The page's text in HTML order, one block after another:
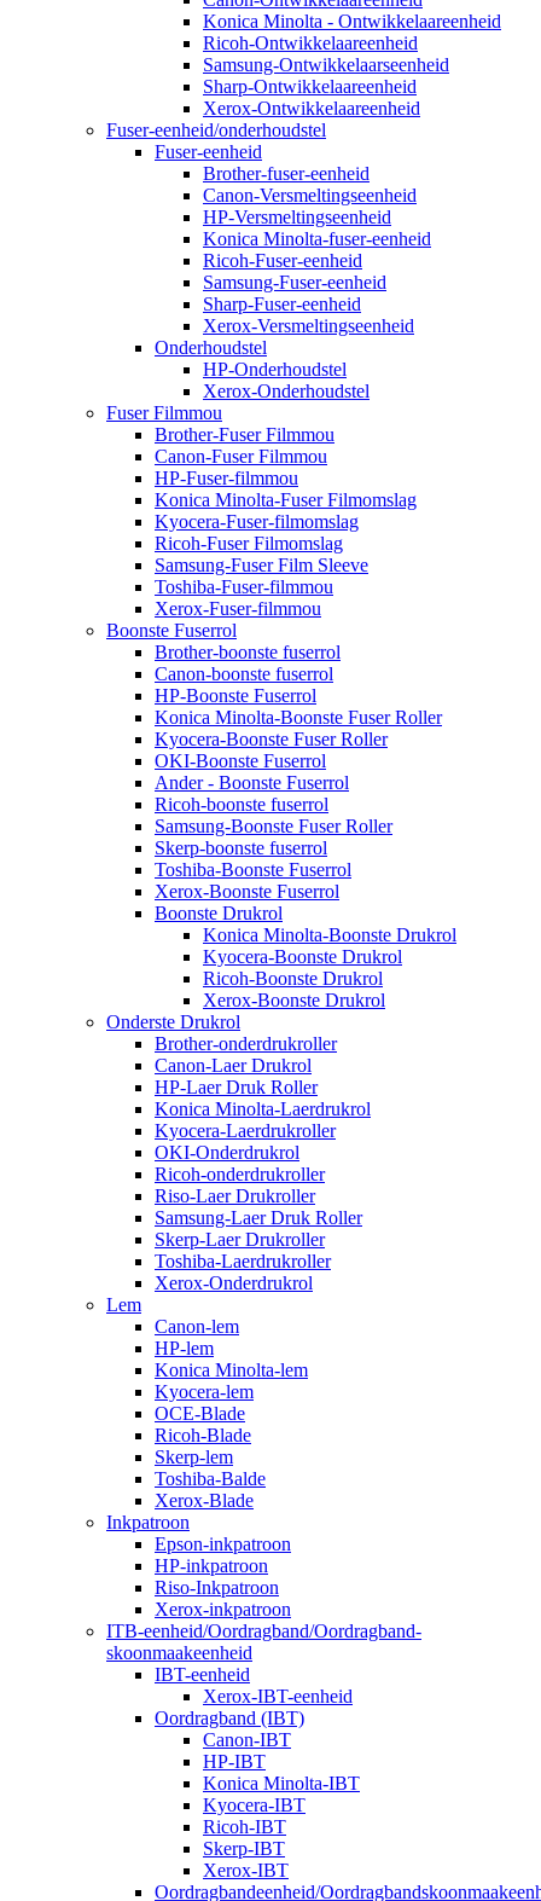
Konica Minolta - Ontwikkelaareenheid
Ricoh-Ontwikkelaareenheid
Samsung-Ontwikkelaarseenheid
Sharp-Ontwikkelaareenheid
Xerox-Ontwikkelaareenheid
Fuser-eenheid/onderhoudstel
Fuser-eenheid
Brother-fuser-eenheid
Canon-Versmeltingseenheid
HP-Versmeltingseenheid
Konica Minolta-fuser-eenheid
Ricoh-Fuser-eenheid
Samsung-Fuser-eenheid
Sharp-Fuser-eenheid
Xerox-Versmeltingseenheid
Onderhoudstel
HP-Onderhoudstel
Xerox-Onderhoudstel
Fuser Filmmou
Brother-Fuser Filmmou
Canon-Fuser Filmmou
HP-Fuser-filmmou
Konica Minolta-Fuser Filmomslag
Kyocera-Fuser-filmomslag
Ricoh-Fuser Filmomslag
Samsung-Fuser Film Sleeve
Toshiba-Fuser-filmmou
Xerox-Fuser-filmmou
Boonste Fuserrol
Brother-boonste fuserrol
Canon-boonste fuserrol
HP-Boonste Fuserrol
Konica Minolta-Boonste Fuser Roller
Kyocera-Boonste Fuser Roller
OKI-Boonste Fuserrol
Ander - Boonste Fuserrol
Ricoh-boonste fuserrol
Samsung-Boonste Fuser Roller
Skerp-boonste fuserrol
Toshiba-Boonste Fuserrol
Xerox-Boonste Fuserrol
Boonste Drukrol
Konica Minolta-Boonste Drukrol
Kyocera-Boonste Drukrol
Ricoh-Boonste Drukrol
Xerox-Boonste Drukrol
Onderste Drukrol
Brother-onderdrukroller
Canon-Laer Drukrol
HP-Laer Druk Roller
Konica Minolta-Laerdrukrol
Kyocera-Laerdrukroller
OKI-Onderdrukrol
Ricoh-onderdrukroller
Riso-Laer Drukroller
Samsung-Laer Druk Roller
Skerp-Laer Drukroller
Toshiba-Laerdrukroller
Xerox-Onderdrukrol
Lem
Canon-lem
HP-lem
Konica Minolta-lem
Kyocera-lem
OCE-Blade
Ricoh-Blade
Skerp-lem
Toshiba-Balde
Xerox-Blade
Inkpatroon
Epson-inkpatroon
HP-inkpatroon
Riso-Inkpatroon
Xerox-inkpatroon
ITB-eenheid/Oordragband/Oordragband-
skoonmaakeenheid
IBT-eenheid
Xerox-IBT-eenheid
Oordragband (IBT)
Canon-IBT
HP-IBT
Konica Minolta-IBT
Kyocera-IBT
Ricoh-IBT
Skerp-IBT
Xerox-IBT
Oordragbandeenheid/